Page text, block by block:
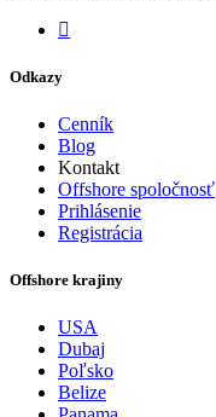
Odkazy
Cenník
Blog
Kontakt
Offshore spoločnosť
Prihlásenie
Registrácia
Offshore krajiny
USA
Dubaj
Poľsko
Belize